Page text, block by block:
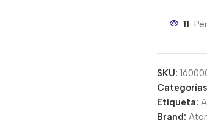
11
SKU:
Etiqueta:
Brand: